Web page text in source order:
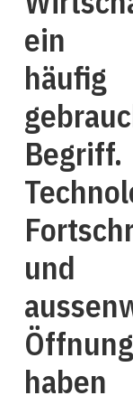
ein
häufig
Begriff.
und
Öffnung
haben